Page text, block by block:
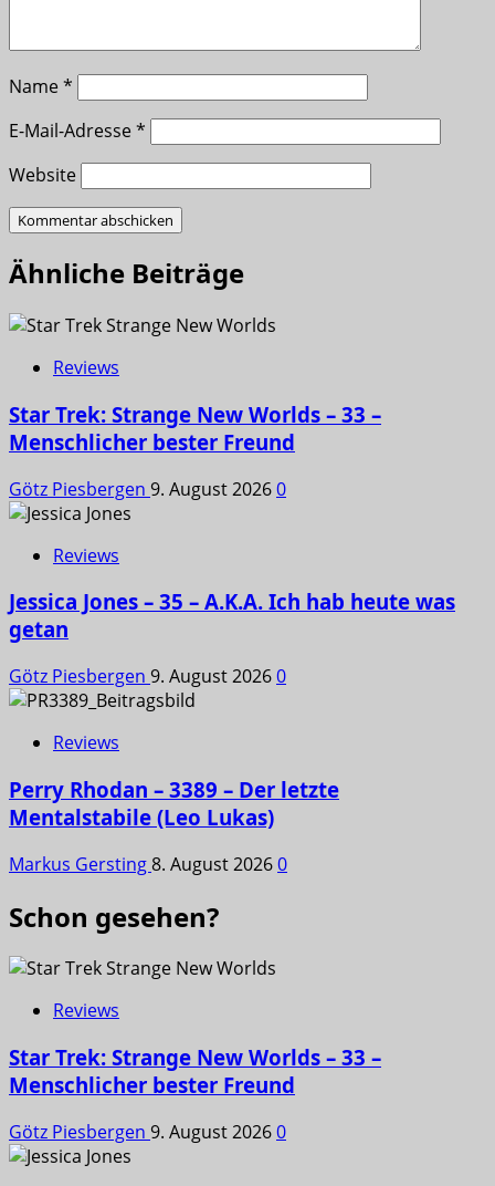
Name*
E-Mail-Adresse*
Website
Ähnliche Beiträge
Reviews
Star Trek: Strange New Worlds – 33 –
Menschlicher bester Freund
Götz Piesbergen 9. August 20260
Reviews
Jessica Jones – 35 – A.K.A. Ich hab heute was
getan
Götz Piesbergen 9. August 20260
Reviews
Perry Rhodan – 3389 – Der letzte
Mentalstabile (Leo Lukas)
Markus Gersting8. August 20260
Schon gesehen?
Reviews
Star Trek: Strange New Worlds – 33 –
Menschlicher bester Freund
Götz Piesbergen 9. August 20260